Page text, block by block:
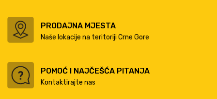
PRODAJNA MJESTA
Naše lokacije na teritoriji Crne Gore
POMOĆ I NAJČEŠĆA PITANJA
Kontaktirajte nas